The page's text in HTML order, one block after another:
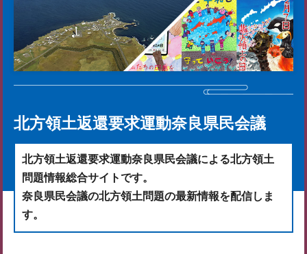
北方領土返還要求運動奈良県民会議
北方領土返還要求運動奈良県民会議による北方領土
問題情報総合サイトです。
奈良県民会議の北方領土問題の最新情報を配信しま
す。